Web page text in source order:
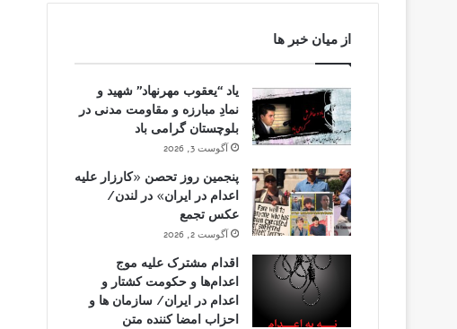
از میان خبر ها
یاد “یعقوب مهرنهاد” شهید و
نمادِ مبارزه و مقاومت مدنی در
بلوچستان گرامی باد
آگوست 3, 2026
پنجمین روز تحصن «کارزار علیه
اعدام در ایران» در لندن/
عکس تجمع
آگوست 2, 2026
اقدام مشترک علیه موج
اعدام‌ها و حکومت کشتار و
اعدام در ایران/ سازمان ها و
احزاب امضا کننده متن